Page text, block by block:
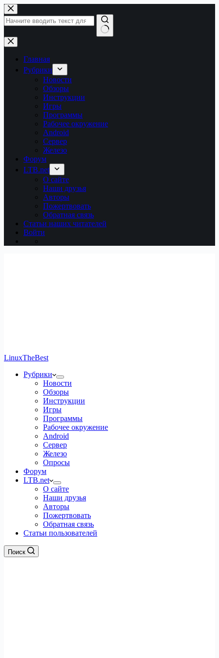
Перейти
к
сути
Ничего
не
найденоГлавная
Рубрики
Новости
Обзоры
Инструкции
Игры
Программы
Рабочее окружение
Android
Сервер
Железо
Форум
LTB.net
О сайте
Наши друзья
Авторы
Пожертвовать
Обратная связь
Статьи наших читателей
Войти
LinuxTheBest
Рубрики
Новости
Обзоры
Инструкции
Игры
Программы
Рабочее окружение
Android
Сервер
Железо
Опросы
Форум
LTB.net
О сайте
Наши друзья
Авторы
Пожертвовать
Обратная связь
Статьи пользователей
Поиск